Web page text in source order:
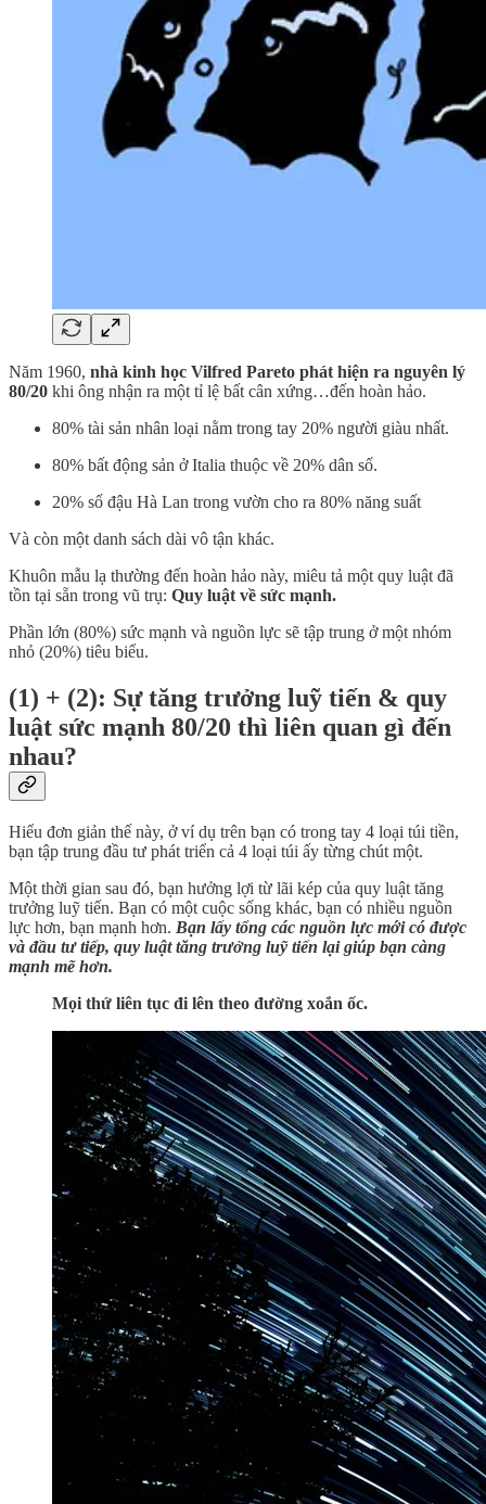
Năm 1960, nhà kinh học Vilfred Pareto phát hiện ra nguyên lý
80/20 khi ông nhận ra một tỉ lệ bất cân xứng…đến hoàn hảo.
80% tài sản nhân loại nằm trong tay 20% người giàu nhất.
80% bất động sản ở Italia thuộc về 20% dân số.
20% số đậu Hà Lan trong vườn cho ra 80% năng suất
Và còn một danh sách dài vô tận khác.
Khuôn mẫu lạ thường đến hoàn hảo này, miêu tả một quy luật đã
tồn tại sẵn trong vũ trụ: Quy luật về sức mạnh.
Phần lớn (80%) sức mạnh và nguồn lực sẽ tập trung ở một nhóm
nhỏ (20%) tiêu biểu.
(1) + (2): Sự tăng trưởng luỹ tiến & quy
luật sức mạnh 80/20 thì liên quan gì đến
nhau?
Hiểu đơn giản thế này, ở ví dụ trên bạn có trong tay 4 loại túi tiền,
bạn tập trung đầu tư phát triển cả 4 loại túi ấy từng chút một.
Một thời gian sau đó, bạn hưởng lợi từ lãi kép của quy luật tăng
trưởng luỹ tiến. Bạn có một cuộc sống khác, bạn có nhiều nguồn
lực hơn, bạn mạnh hơn. Bạn lấy tổng các nguồn lực mới có được
và đầu tư tiếp, quy luật tăng trưởng luỹ tiến lại giúp bạn càng
mạnh mẽ hơn.
Mọi thứ liên tục đi lên theo đường xoắn ốc.